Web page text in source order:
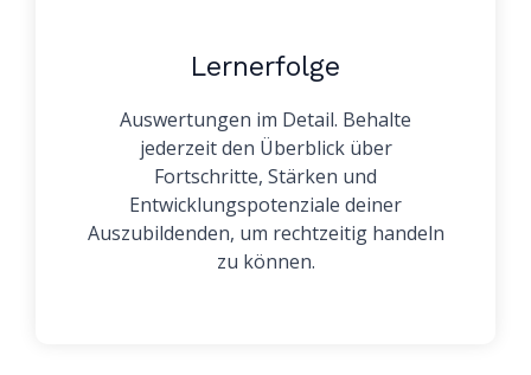
Lernerfolge
Auswertungen im Detail. Behalte
jederzeit den Überblick über
Fortschritte, Stärken und
Entwicklungspotenziale deiner
Auszubildenden, um rechtzeitig handeln
zu können.